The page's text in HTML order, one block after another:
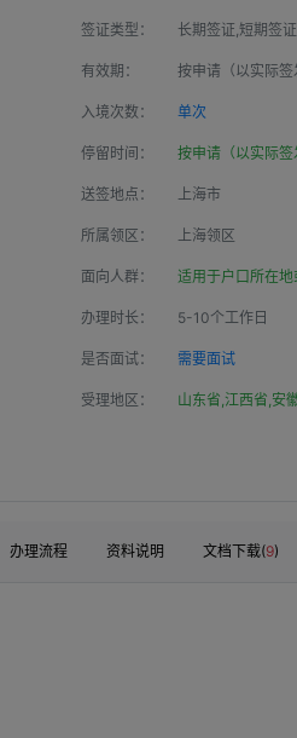
签证类型： 长期签证,短期签
有效期： 按申请（以实际签
入境次数： 单次
停留时间： 按申请（以实际签
送签地点： 上海市
所属领区： 上海领区
面向人群： 适用于户口所在
办理时长： 5-10个工作日
是否面试： 需要面试
受理地区： 山东省,江西省,安
办理流程 资料说明 文档下载(9)